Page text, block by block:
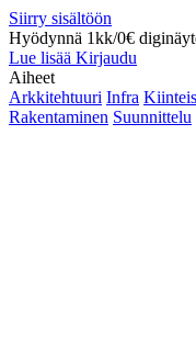
Siirry sisältöön
Hyödynnä 1kk/0€
Lue lisää Kirjaudu
Aiheet
Arkkitehtuuri Infra
Rakentaminen Suunnittelu